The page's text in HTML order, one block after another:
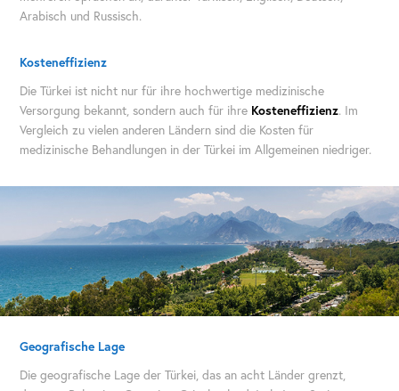
Arabisch und Russisch.
​​​​​​​Kosteneffizienz
Die Türkei ist nicht nur für ihre hochwertige medizinische
Versorgung bekannt, sondern auch für ihre Kosteneffizienz. Im
Vergleich zu vielen anderen Ländern sind die Kosten für
medizinische Behandlungen in der Türkei im Allgemeinen niedriger.
Geografische Lage
Die geografische Lage der Türkei, das an acht Länder grenzt,